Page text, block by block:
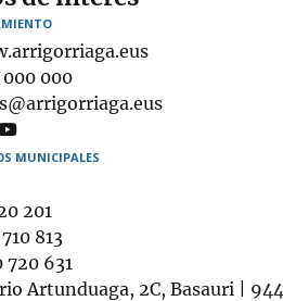
000
MUNICIPALES
201
813
720 631
Artunduaga, 2C, Basauri | 944